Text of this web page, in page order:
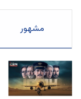
مشهور